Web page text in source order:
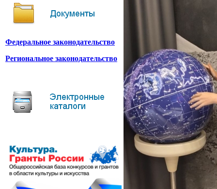
Федеральное законодательство
Региональное законодательство